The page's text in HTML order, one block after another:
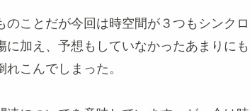
ことだが今回は時空間が３つもシンクロ
加え、予想もしていなかったあまりにも
こんでしまった。